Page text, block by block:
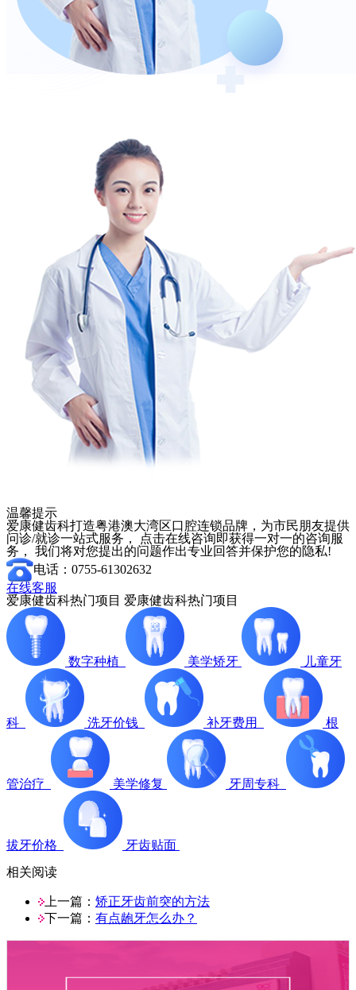
温馨提示
爱康健齿科打造粤港澳大湾区口腔连锁品牌，为市民朋友提供
问诊/就诊一站式服务， 点击在线咨询即获得一对一的咨询服
务， 我们将对您提出的问题作出专业回答并保护您的隐私!
电话：0755-61302632
在线客服
爱康健齿科热门项目 爱康健齿科热门项目
数字种植 美学矫牙 儿童牙
科 洗牙价钱 补牙费用 根
管治疗 美学修复 牙周专科
拔牙价格
牙齿贴面
相关阅读
上一篇： 矫正牙齿前突的方法
下一篇： 有点龅牙怎么办？